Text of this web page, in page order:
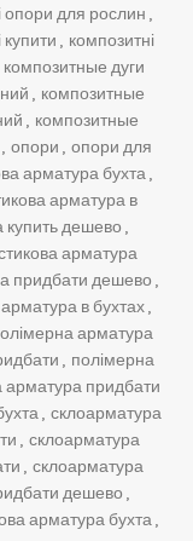
опори для рослин ,
купити , композитні
композитные дуги
, композитные
, композитные
, опори , опори для
арматура бухта,
арматура в
купить дешево ,
арматура
придбати дешево ,
в бухтах,
арматура
, полімерна
арматура придбати
, склоарматура
, склоарматура
, склоарматура
дешево ,
арматура бухта,